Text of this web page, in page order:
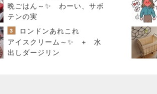
晩ごはん～✨ わーい、サボ
テンの実
3
ロンドンあれこれ
アイスクリーム～✨ + 水
出しダージリン